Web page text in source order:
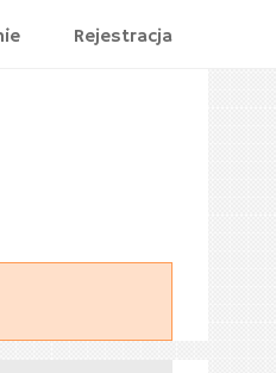
Rejestracja